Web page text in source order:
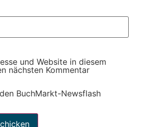
und Website in diesem
nächsten Kommentar
BuchMarkt-Newsflash